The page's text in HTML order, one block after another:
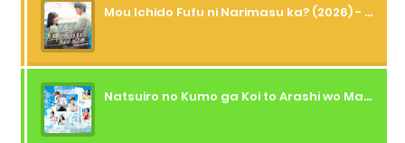
Mou Ichido Fufu ni Narimasu ka? (2026) - 01 Subtitle Indonesia
Natsuiro no Kumo ga Koi to Arashi wo Makiokosu (2026) - 01 Subtitle Indonesia